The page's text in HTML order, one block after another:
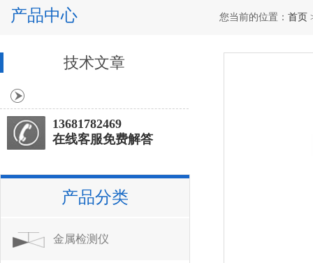
产品中心 您当前的位置： 首页
技术文章
13681782469
在线客服免费解答
产品分类
金属检测仪